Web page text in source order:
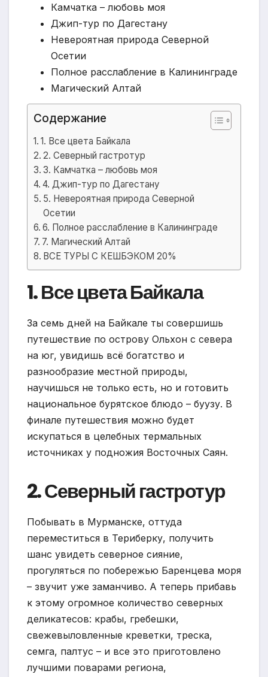
Камчатка – любовь моя
Джип-тур по Дагестану
Невероятная природа Северной
Осетии
Полное расслабление в Калининграде
Магический Алтай
Содержание
1. Все цвета Байкала
2. Северный гастротур
3. Камчатка – любовь моя
4. Джип-тур по Дагестану
5. Невероятная природа Северной
Осетии
6. Полное расслабление в Калининграде
7. Магический Алтай
ВСЕ ТУРЫ С КЕШБЭКОМ 20%
1. Все цвета Байкала
За семь дней на Байкале ты совершишь
путешествие по острову Ольхон с севера
на юг, увидишь всё богатство и
разнообразие местной природы,
научишься не только есть, но и готовить
национальное бурятское блюдо – буузу. В
финале путешествия можно будет
искупаться в целебных термальных
источниках у подножия Восточных Саян.
2. Северный гастротур
Побывать в Мурманске, оттуда
переместиться в Териберку, получить
шанс увидеть северное сияние,
прогуляться по побережью Баренцева моря
– звучит уже заманчиво. А теперь прибавь
к этому огромное количество северных
деликатесов: крабы, гребешки,
свежевыловленные креветки, треска,
семга, палтус – и все это приготовлено
лучшими поварами региона,